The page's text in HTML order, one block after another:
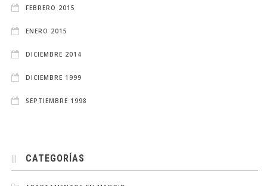
FEBRERO 2015
ENERO 2015
DICIEMBRE 2014
DICIEMBRE 1999
SEPTIEMBRE 1998
CATEGORÍAS